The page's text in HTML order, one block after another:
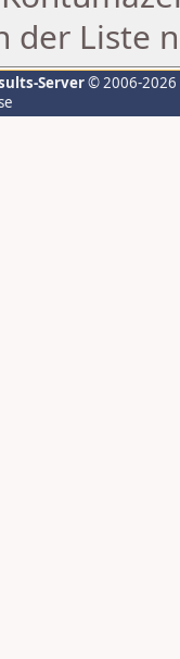
der Liste
Server© 2006-2026